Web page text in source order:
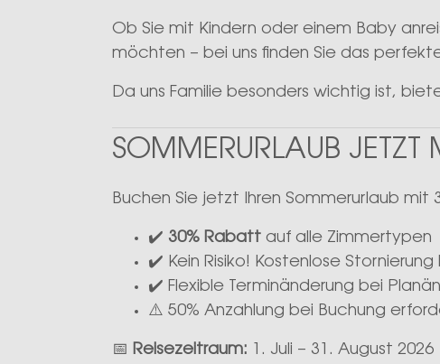
Ob Sie mit Kindern oder einem Baby
möchten – bei uns finden Sie das
Da uns Familie besonders wichtig ist,
SOMMERURLAUB JETZT
Buchen Sie jetzt Ihren Sommerurlaub mit
✔️ 30% Rabattauf alle Zimmertypen
✔️ Kein Risiko! Kostenlose Stornierung
✔️ Flexible Terminänderung bei
⚠️ 50% Anzahlung bei Buchung
📅 Reisezeitraum: 1. Juli – 31. August 2026